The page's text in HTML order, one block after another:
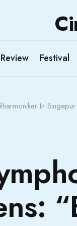
Review Festival
In